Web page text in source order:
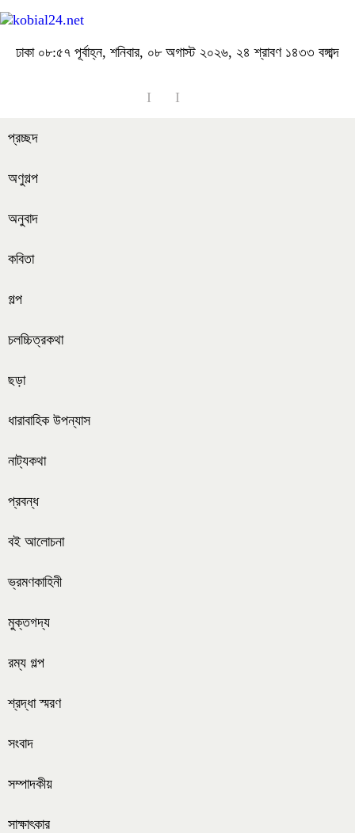
ঢাকা ০৮:৫৭ পূর্বাহ্ন, শনিবার, ০৮ অগাস্ট ২০২৬, ২৪ শ্রাবণ ১৪৩৩ বঙ্গাব্দ
প্রচ্ছদ
অণুগল্প
অনুবাদ
কবিতা
গল্প
চলচ্চিত্রকথা
ছড়া
ধারাবাহিক উপন্যাস
নাট্যকথা
প্রবন্ধ
বই আলোচনা
ভ্রমণকাহিনী
মুক্তগদ্য
রম্য গল্প
শ্রদ্ধা স্মরণ
সংবাদ
সম্পাদকীয়
সাক্ষাৎকার